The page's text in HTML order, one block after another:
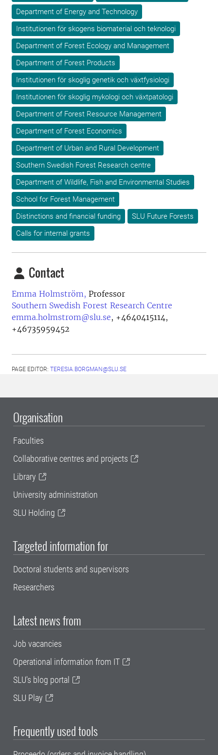
Department of Energy and Technology
Institutionen för skogens biomaterial och teknologi
Department of Forest Ecology and Management
Department of Forest Products
Institutionen för skoglig genetik och växtfysiologi
Institutionen för skoglig mykologi och växtpatologi
Department of Forest Resource Management
Department of Forest Economics
Department of Urban and Rural Development
Southern Swedish Forest Research centre
Department of Wildlife, Fish and Environmental Studies
School for Forest Management
Distinctions and financial funding
SLU Future Forests
Calls for internal grants
Contact
Emma Holmström, Professor
Southern Swedish Forest Research Centre
emma.holmstrom@slu.se, +4640415114,
+46735959452
PAGE EDITOR: TERESIA.BORGMAN@SLU.SE
Organisation
Faculties
Collaborative centres and projects
Library
University administration
SLU Holding
Targeted information for
Doctoral students and supervisors
Researchers
Latest news from
Job vacancies
Operational information from IT
SLU's blog portal
SLU Play
Frequently used tools